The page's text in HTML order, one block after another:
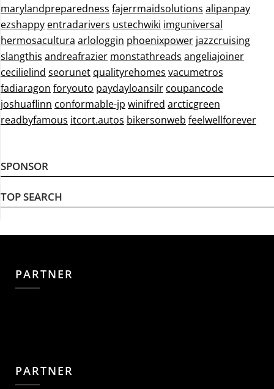
marylandpreparedness fajerrmaidsolutions alipanpay
ezshappy entradarivers ustechwiki imguniversal
hermosacultura arlologgin phoenixpower jazzcruising
slangthis andreafrazier monstathreads angeliajoiner
cecilielind seorunet qualityrehomes vacumetros
fadiaragon foryouto paydayloansilr coupancode
joshuaflinn conformable-jp winifred arcticgreen
readbyfamous itcort.autos bikersonweb feelwellforever
SPONSOR
TOP SEARCH
PARTNER
PARTNER